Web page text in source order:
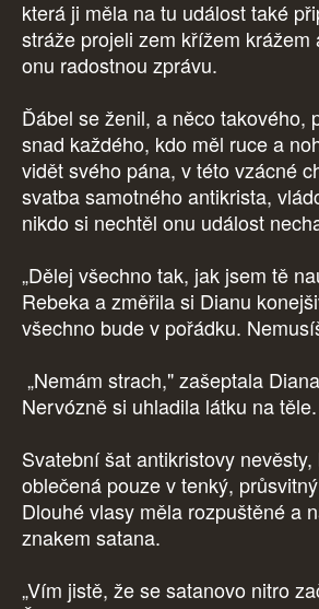
která ji měla na tu událost také
stráže projeli zem křížem krážem
onu radostnou zprávu.
Ďábel se ženil, a něco takového,
snad každého, kdo měl ruce a
vidět svého pána, v této vzácné
svatba samotného antikrista,
nikdo si nechtěl onu událost
„Dělej všechno tak, jak jsem tě
Rebeka a změřila si Dianu
všechno bude v pořádku.
„Nemám strach," zašeptala
Nervózně si uhladila látku na těle.
Svatební šat antikristovy
oblečená pouze v tenký,
Dlouhé vlasy měla rozpuštěné a
znakem satana.
„Vím jistě, že se satanovo nitro